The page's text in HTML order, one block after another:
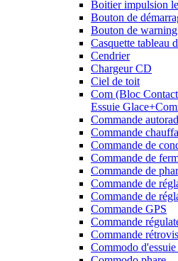
Boitier impulsion
Bouton de
Bouton de warning
Casquette tableau
Cendrier
Chargeur CD
Ciel de toit
Com (Bloc
Essuie
Commande
Commande
Commande de
Commande de
Commande de
Commande de
Commande de
Commande GPS
Commande
Commande
Commodo d'essuie